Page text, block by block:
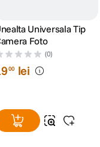
Universala Tip
Foto
(0)
00 lei